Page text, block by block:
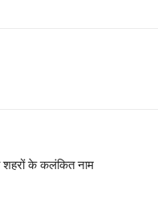
शहरों के कलंकित नाम